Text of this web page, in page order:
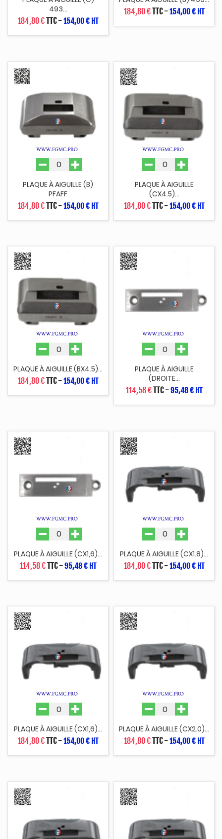
493...
184,80 €TTC-154,00 € HT
184,80 €TTC-154,00 € HT
PLAQUE À AIGUILLE (B)
PFAFF
184,80 €TTC-154,00 € HT
PLAQUE À AIGUILLE
(CX4.5)...
184,80 €TTC-154,00 € HT
PLAQUE À AIGUILLE (BX4.5)...
184,80 €TTC-154,00 € HT
PLAQUE À AIGUILLE
(DROITE...
114,58 €TTC-95,48 € HT
PLAQUE À AIGUILLE (CX1,6)...
114,58 €TTC-95,48 € HT
PLAQUE À AIGUILLE (CX1.8)...
184,80 €TTC-154,00 € HT
PLAQUE À AIGUILLE (CX1,6)...
184,80 €TTC-154,00 € HT
PLAQUE À AIGUILLE (CX2.0)...
184,80 €TTC-154,00 € HT